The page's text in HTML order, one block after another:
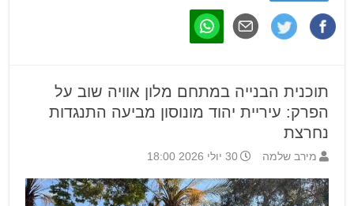
תוכנית הבנייה במתחם מלון אוויה שוב על
הפרק: עיריית יהוד מונוסון מביעה התנגדות
נחרצת
מירב שלמה 30 יולי 2026 18:00